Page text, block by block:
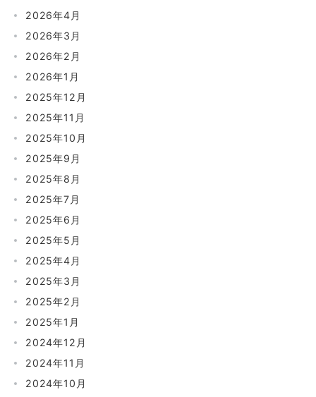
2026年4月
2026年3月
2026年2月
2026年1月
2025年12月
2025年11月
2025年10月
2025年9月
2025年8月
2025年7月
2025年6月
2025年5月
2025年4月
2025年3月
2025年2月
2025年1月
2024年12月
2024年11月
2024年10月